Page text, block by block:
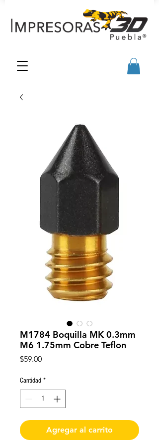
M1784 Boquilla MK 0.3mm
M6 1.75mm Cobre Teflon
$59.00Precio
Cantidad *
Agregar al carrito